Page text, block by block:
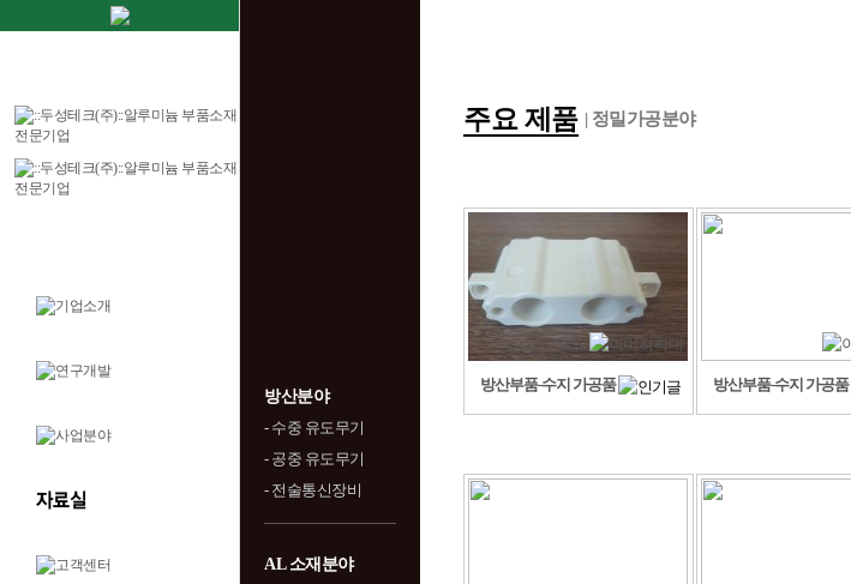
방산분야
- 수중 유도무기
- 공중 유도무기
- 전술통신장비
AL 소재분야
주요 제품 | 정밀가공분야
방산부품-수지 가공품 방산부품-수지 가공품